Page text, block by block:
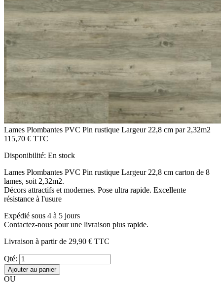
Lames Plombantes PVC Pin rustique Largeur 22,8 cm par 2,32m2
115,70 € TTC
Disponibilité: En stock
Lames Plombantes PVC Pin rustique Largeur 22,8 cm carton de 8
lames, soit 2,32m2.
Décors attractifs et modernes. Pose ultra rapide. Excellente
résistance à l'usure
Expédié sous 4 à 5 jours
Contactez-nous pour une livraison plus rapide.
Livraison à partir de 29,90 € TTC
Qté:
Ajouter au panier
OU